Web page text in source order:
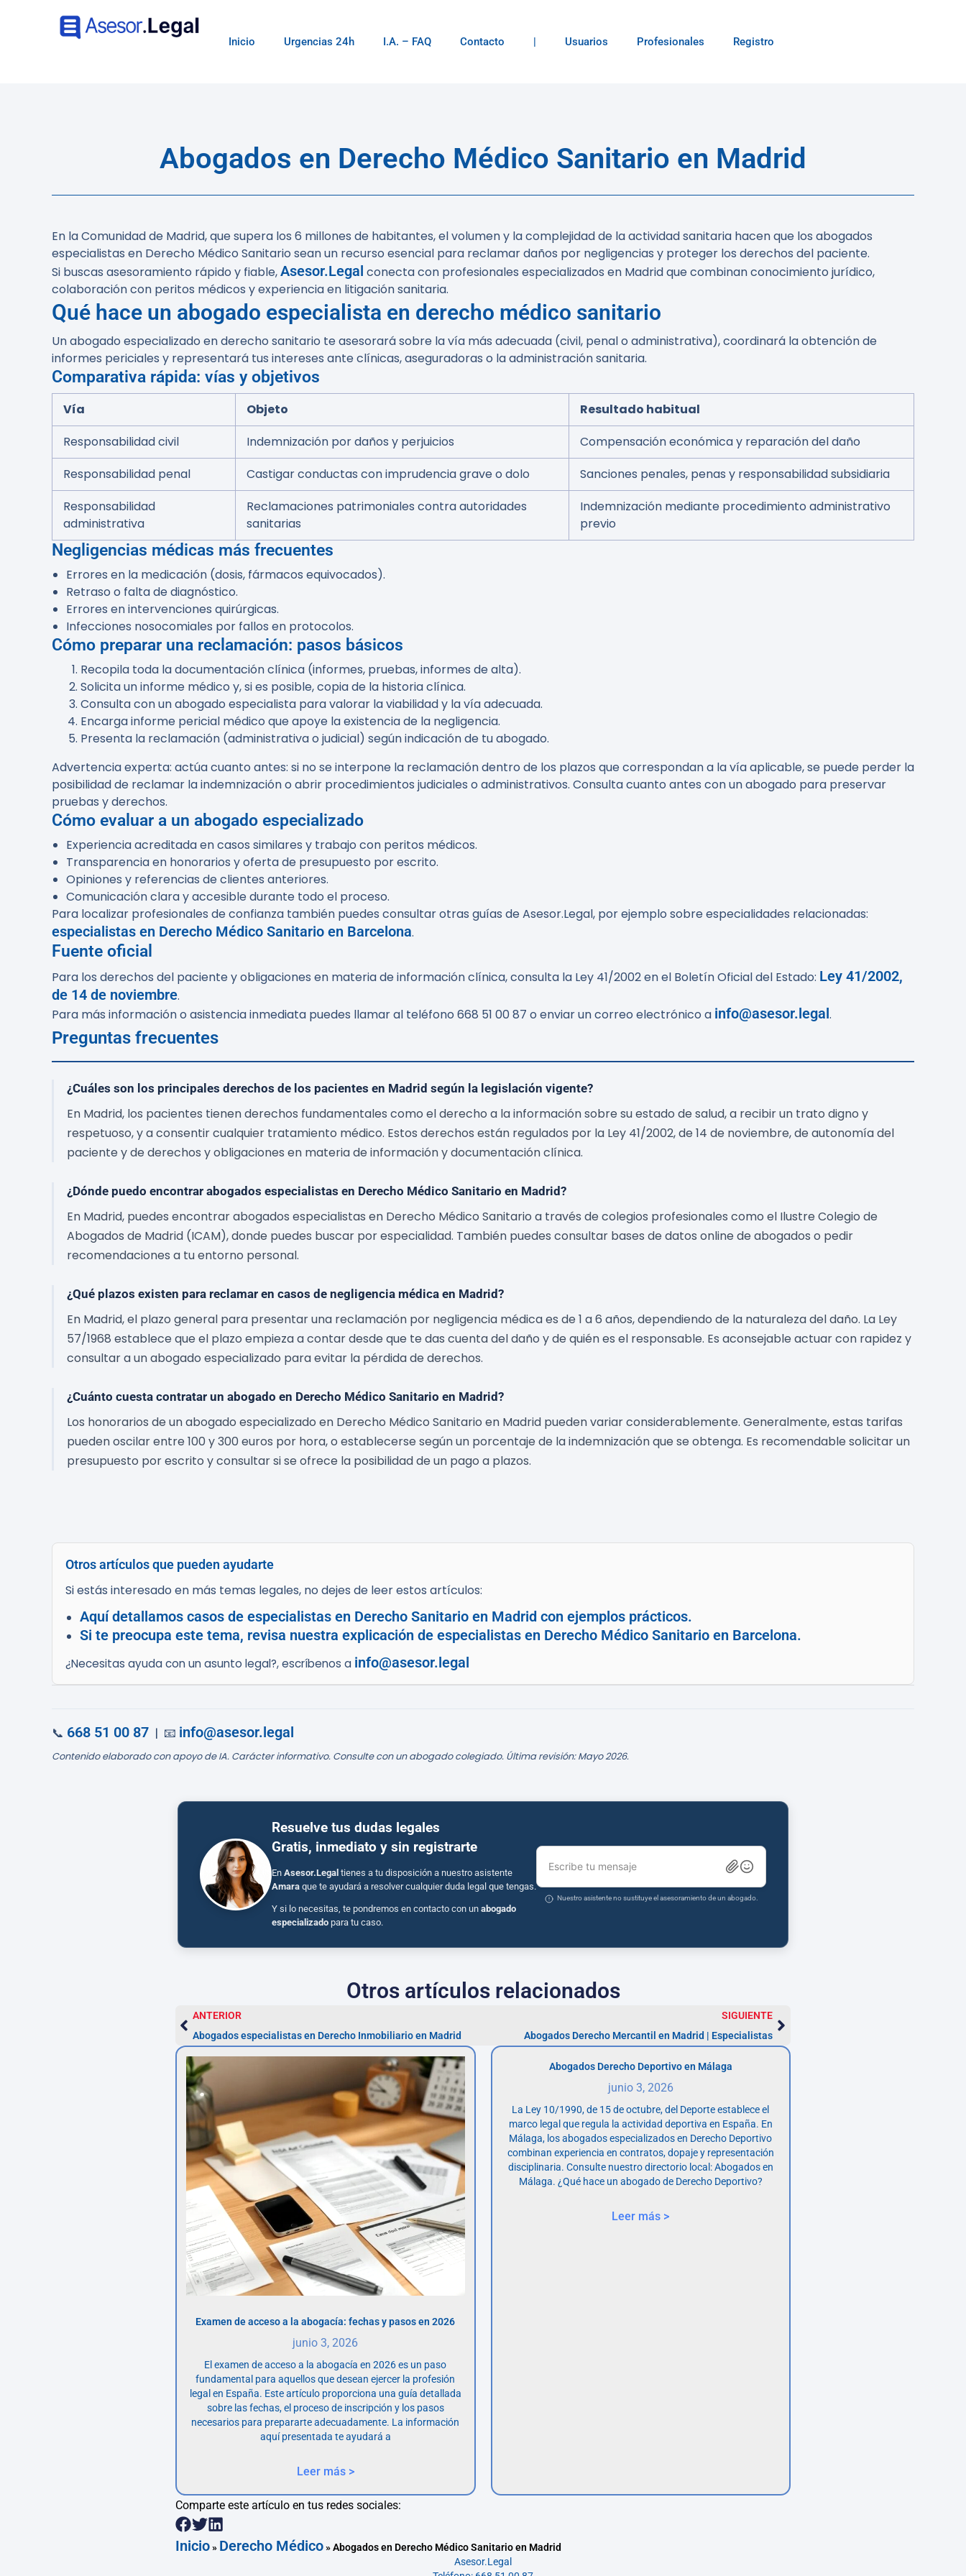
Inicio Urgencias 24h I.A. – FAQ Contacto | Usuarios Profesionales Registro
Abogados en Derecho Médico Sanitario en Madrid
En la Comunidad de Madrid, que supera los 6 millones de habitantes, el volumen y la complejidad de la actividad sanitaria hacen que los abogados
especialistas en Derecho Médico Sanitario sean un recurso esencial para reclamar daños por negligencias y proteger los derechos del paciente.
Si buscas asesoramiento rápido y fiable,Asesor.Legal conecta con profesionales especializados en Madrid que combinan conocimiento jurídico,
colaboración con peritos médicos y experiencia en litigación sanitaria.
Qué hace un abogado especialista en derecho médico sanitario
Un abogado especializado en derecho sanitario te asesorará sobre la vía más adecuada (civil, penal o administrativa), coordinará la obtención de
informes periciales y representará tus intereses ante clínicas, aseguradoras o la administración sanitaria.
Comparativa rápida: vías y objetivos
Vía Objeto
Resultado habitual
Responsabilidad civil
Indemnización por daños y perjuicios
Compensación económica y reparación del daño
Responsabilidad penal
Castigar conductas con imprudencia grave o dolo
Sanciones penales, penas y responsabilidad subsidiaria
Responsabilidad
administrativa
Reclamaciones patrimoniales contra autoridades
sanitarias
Indemnización mediante procedimiento administrativo
previo
Negligencias médicas más frecuentes
Errores en la medicación (dosis, fármacos equivocados).
Retraso o falta de diagnóstico.
Errores en intervenciones quirúrgicas.
Infecciones nosocomiales por fallos en protocolos.
Cómo preparar una reclamación: pasos básicos
Recopila toda la documentación clínica (informes, pruebas, informes de alta).
Solicita un informe médico y, si es posible, copia de la historia clínica.
Consulta con un abogado especialista para valorar la viabilidad y la vía adecuada.
Encarga informe pericial médico que apoye la existencia de la negligencia.
Presenta la reclamación (administrativa o judicial) según indicación de tu abogado.
Advertencia experta: actúa cuanto antes: si no se interpone la reclamación dentro de los plazos que correspondan a la vía aplicable, se puede perder la
posibilidad de reclamar la indemnización o abrir procedimientos judiciales o administrativos. Consulta cuanto antes con un abogado para preservar
pruebas y derechos.
Cómo evaluar a un abogado especializado
Experiencia acreditada en casos similares y trabajo con peritos médicos.
Transparencia en honorarios y oferta de presupuesto por escrito.
Opiniones y referencias de clientes anteriores.
Comunicación clara y accesible durante todo el proceso.
Para localizar profesionales de confianza también puedes consultar otras guías de Asesor.Legal, por ejemplo sobre especialidades relacionadas:
especialistas en Derecho Médico Sanitario en Barcelona.
Fuente oficial
Para los derechos del paciente y obligaciones en materia de información clínica, consulta la Ley 41/2002 en el Boletín Oficial del Estado: Ley 41/2002,
de 14 de noviembre.
Para más información o asistencia inmediata puedes llamar al teléfono 668 51 00 87 o enviar un correo electrónico a info@asesor.legal.
Preguntas frecuentes
¿Cuáles son los principales derechos de los pacientes en Madrid según la legislación vigente?
En Madrid, los pacientes tienen derechos fundamentales como el derecho a la información sobre su estado de salud, a recibir un trato digno y
respetuoso, y a consentir cualquier tratamiento médico. Estos derechos están regulados por la Ley 41/2002, de 14 de noviembre, de autonomía del
paciente y de derechos y obligaciones en materia de información y documentación clínica.
¿Dónde puedo encontrar abogados especialistas en Derecho Médico Sanitario en Madrid?
En Madrid, puedes encontrar abogados especialistas en Derecho Médico Sanitario a través de colegios profesionales como el Ilustre Colegio de
Abogados de Madrid (ICAM), donde puedes buscar por especialidad. También puedes consultar bases de datos online de abogados o pedir
recomendaciones a tu entorno personal.
¿Qué plazos existen para reclamar en casos de negligencia médica en Madrid?
En Madrid, el plazo general para presentar una reclamación por negligencia médica es de 1 a 6 años, dependiendo de la naturaleza del daño. La Ley
57/1968 establece que el plazo empieza a contar desde que te das cuenta del daño y de quién es el responsable. Es aconsejable actuar con rapidez y
consultar a un abogado especializado para evitar la pérdida de derechos.
¿Cuánto cuesta contratar un abogado en Derecho Médico Sanitario en Madrid?
Los honorarios de un abogado especializado en Derecho Médico Sanitario en Madrid pueden variar considerablemente. Generalmente, estas tarifas
pueden oscilar entre 100 y 300 euros por hora, o establecerse según un porcentaje de la indemnización que se obtenga. Es recomendable solicitar un
presupuesto por escrito y consultar si se ofrece la posibilidad de un pago a plazos.
Otros artículos que pueden ayudarte
Si estás interesado en más temas legales, no dejes de leer estos artículos:
Aquí detallamos casos de especialistas en Derecho Sanitario en Madrid con ejemplos prácticos.
Si te preocupa este tema, revisa nuestra explicación de especialistas en Derecho Médico Sanitario en Barcelona.
¿Necesitas ayuda con un asunto legal?, escríbenos a info@asesor.legal
📞 668 51 00 87 | 📧 info@asesor.legal
Contenido elaborado con apoyo de IA. Carácter informativo. Consulte con un abogado colegiado. Última revisión: Mayo 2026.
Resuelve tus dudas legales
Gratis, inmediato y sin registrarte
En Asesor.Legal tienes a tu disposición a nuestro asistente
Amara que te ayudará a resolver cualquier duda legal que tengas.
Y si lo necesitas, te pondremos en contacto con un abogado
especializado para tu caso.
Escribe tu mensaje
Nuestro asistente no sustituye el asesoramiento de un abogado.
Otros artículos relacionados
ANTERIOR
Abogados especialistas en Derecho Inmobiliario en Madrid
SIGUIENTE
Abogados Derecho Mercantil en Madrid | Especialistas
Examen de acceso a la abogacía: fechas y pasos en 2026
junio 3, 2026
El examen de acceso a la abogacía en 2026 es un paso
fundamental para aquellos que desean ejercer la profesión
legal en España. Este artículo proporciona una guía detallada
sobre las fechas, el proceso de inscripción y los pasos
necesarios para prepararte adecuadamente. La información
aquí presentada te ayudará a
Leer más >
Abogados Derecho Deportivo en Málaga
junio 3, 2026
La Ley 10/1990, de 15 de octubre, del Deporte establece el
marco legal que regula la actividad deportiva en España. En
Málaga, los abogados especializados en Derecho Deportivo
combinan experiencia en contratos, dopaje y representación
disciplinaria. Consulte nuestro directorio local: Abogados en
Málaga. ¿Qué hace un abogado de Derecho Deportivo?
Leer más >
Comparte este artículo en tus redes sociales:
Inicio» Derecho Médico»Abogados en Derecho Médico Sanitario en Madrid
Asesor.Legal